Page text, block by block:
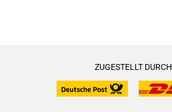
ZUGESTELLT DURCH